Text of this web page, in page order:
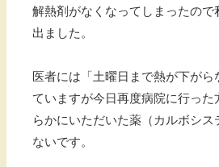
解熱剤がなくなってしまったので
出ました。
医者には「土曜日まで熱が下が
ていますが今日再度病院に行った
らかにいただいた薬（カルボシス
ないです。